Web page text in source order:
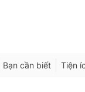
Bạn cần biết Tiện